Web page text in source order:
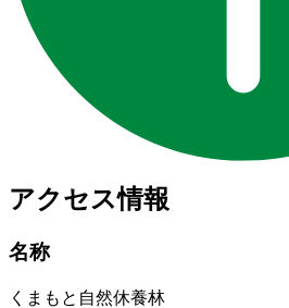
アクセス情報
名称
くまもと自然休養林